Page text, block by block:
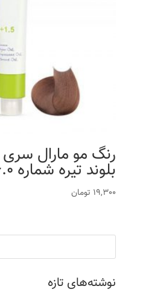
رنگ مو مارال
بلوند تیره شماره 6.0
19,300 تومان
نوشته‌های تازه